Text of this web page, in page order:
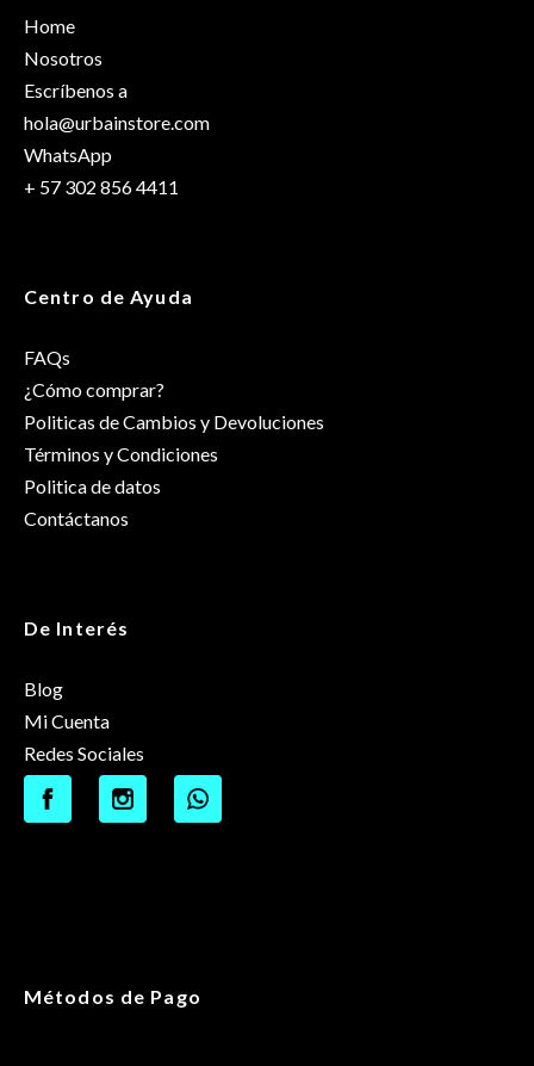
Home
Nosotros
Escríbenos a
hola@urbainstore.com
WhatsApp
+ 57 302 856 4411
Centro de Ayuda
FAQs
¿Cómo comprar?
Politicas de Cambios y Devoluciones
Términos y Condiciones
Politica de datos
Contáctanos
De Interés
Blog
Mi Cuenta
Redes Sociales
Métodos de Pago